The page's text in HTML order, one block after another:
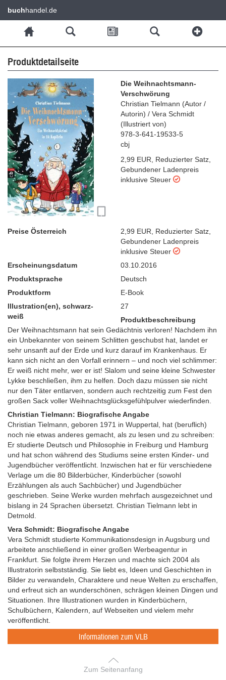
buchhandel.de
Produktdetailseite
Die Weihnachtsmann-
Verschwörung
Christian Tielmann (Autor /
Autorin) / Vera Schmidt
(Illustriert von)
978-3-641-19533-5
cbj
2,99 EUR
Reduzierter Satz
Gebundener Ladenpreis
inklusive Steuer
Preise Österreich 2,99 EUR Reduzierter Satz
Gebundener Ladenpreis
inklusive Steuer
Erscheinungsdatum
03.10.2016
Produktsprache
Deutsch
Produktform
E-Book
Illustration(en), schwarz-
weiß
27
Produktbeschreibung
Der Weihnachtsmann hat sein Gedächtnis verloren! Nachdem ihn
ein Unbekannter von seinem Schlitten geschubst hat, landet er
sehr unsanft auf der Erde und kurz darauf im Krankenhaus. Er
kann sich nicht an den Vorfall erinnern – und noch viel schlimmer:
Er weiß nicht mehr, wer er ist! Slalom und seine kleine Schwester
Lykke beschließen, ihm zu helfen. Doch dazu müssen sie nicht
nur den Täter entlarven, sondern auch rechtzeitig zum Fest den
großen Sack voller Weihnachtsglücksgefühlpulver wiederfinden.
Christian Tielmann: Biografische Angabe
Christian Tielmann, geboren 1971 in Wuppertal, hat (beruflich)
noch nie etwas anderes gemacht, als zu lesen und zu schreiben:
Er studierte Deutsch und Philosophie in Freiburg und Hamburg
und hat schon während des Studiums seine ersten Kinder- und
Jugendbücher veröffentlicht. Inzwischen hat er für verschiedene
Verlage um die 80 Bilderbücher, Kinderbücher (sowohl
Erzählungen als auch Sachbücher) und Jugendbücher
geschrieben. Seine Werke wurden mehrfach ausgezeichnet und
bislang in 24 Sprachen übersetzt. Christian Tielmann lebt in
Detmold.
Vera Schmidt: Biografische Angabe
Vera Schmidt studierte Kommunikationsdesign in Augsburg und
arbeitete anschließend in einer großen Werbeagentur in
Frankfurt. Sie folgte ihrem Herzen und machte sich 2004 als
Illustratorin selbstständig. Sie liebt es, Ideen und Geschichten in
Bilder zu verwandeln, Charaktere und neue Welten zu erschaffen,
und erfreut sich an wunderschönen, schrägen kleinen Dingen und
Situationen. Ihre Illustrationen wurden in Kinderbüchern,
Schulbüchern, Kalendern, auf Webseiten und vielem mehr
veröffentlicht.
Informationen zum VLB
Zum Seitenanfang